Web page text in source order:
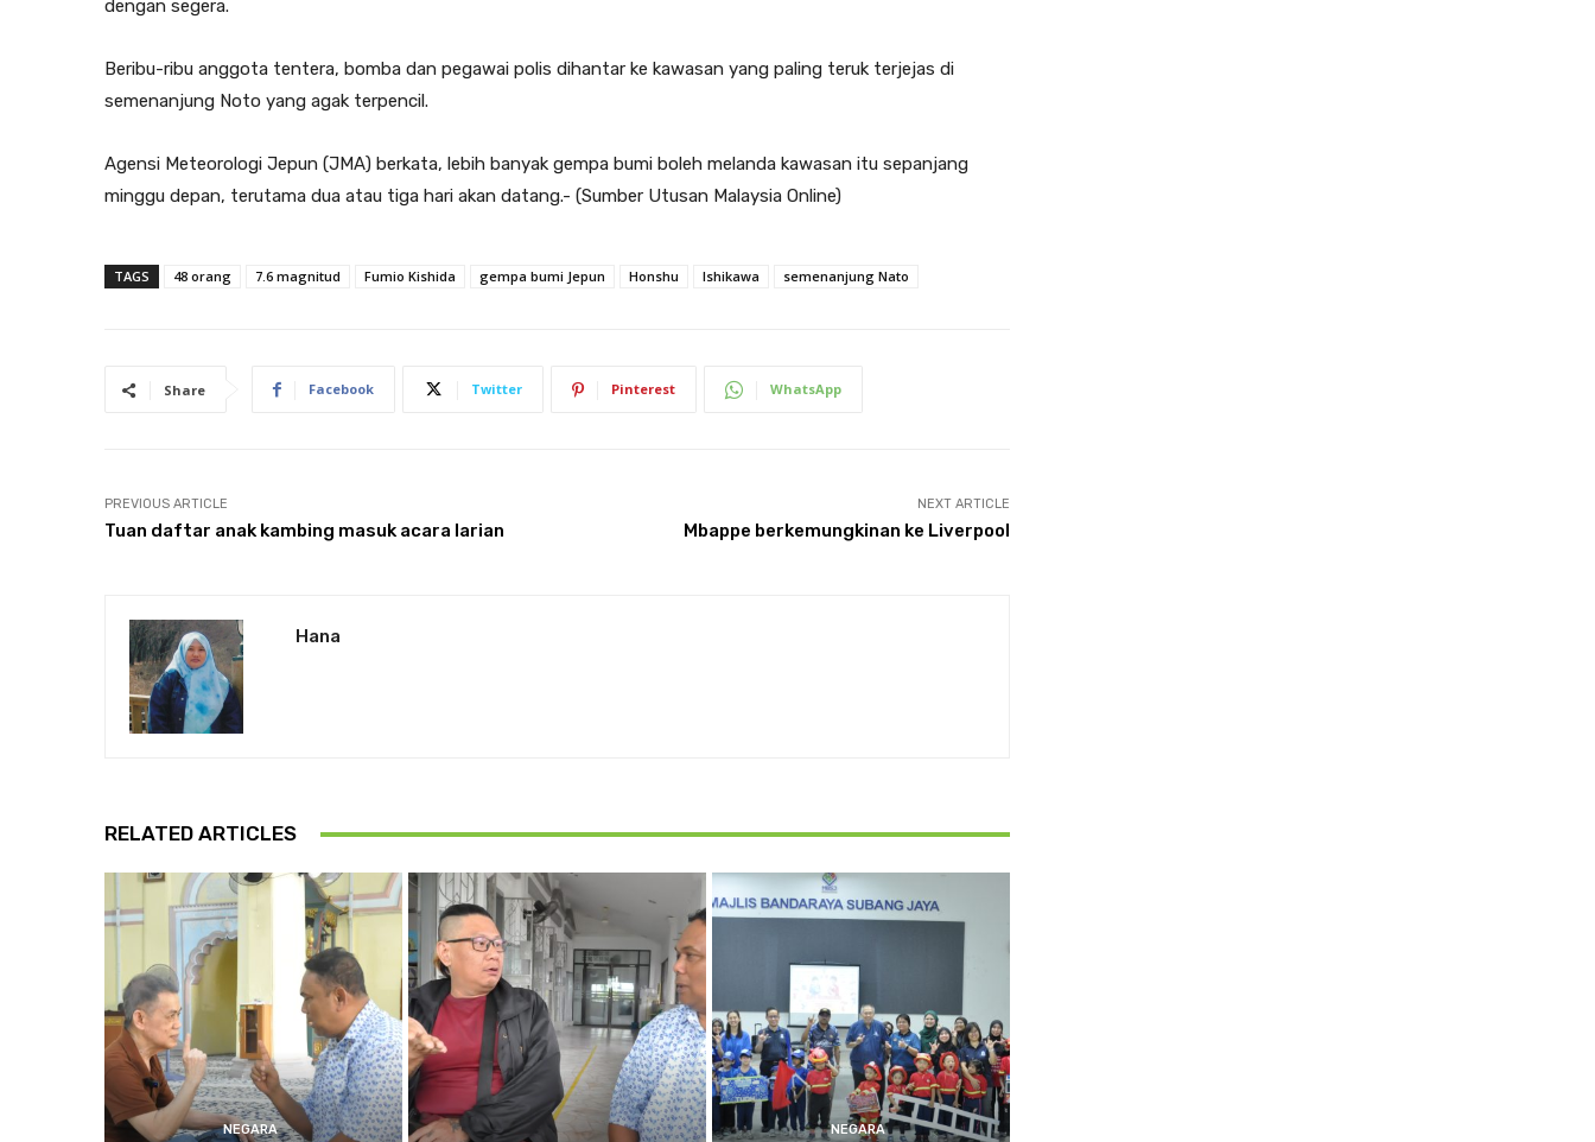
dengan segera.
Beribu-ribu anggota tentera, bomba dan pegawai polis dihantar ke kawasan yang paling teruk terjejas di
semenanjung Noto yang agak terpencil.
Agensi Meteorologi Jepun (JMA) berkata, lebih banyak gempa bumi boleh melanda kawasan itu sepanjang
minggu depan, terutama dua atau tiga hari akan datang.- (Sumber Utusan Malaysia Online)
TAGS 48 orang 7.6 magnitud Fumio Kishida gempa bumi Jepun Honshu Ishikawa semenanjung Nato
Share Facebook Twitter Pinterest WhatsApp
PREVIOUS ARTICLE
Tuan daftar anak kambing masuk acara larian
NEXT ARTICLE
Mbappe berkemungkinan ke Liverpool
Hana
RELATED ARTICLES
NEGARA NEGARA